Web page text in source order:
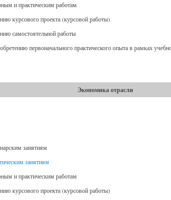
и практическим работам
курсового проекта (курсовой работы)
самостоятельной работы
первоначального практического опыта в рамках
Экономика отрасли
занятиям
занятиям
и практическим работам
курсового проекта (курсовой работы)